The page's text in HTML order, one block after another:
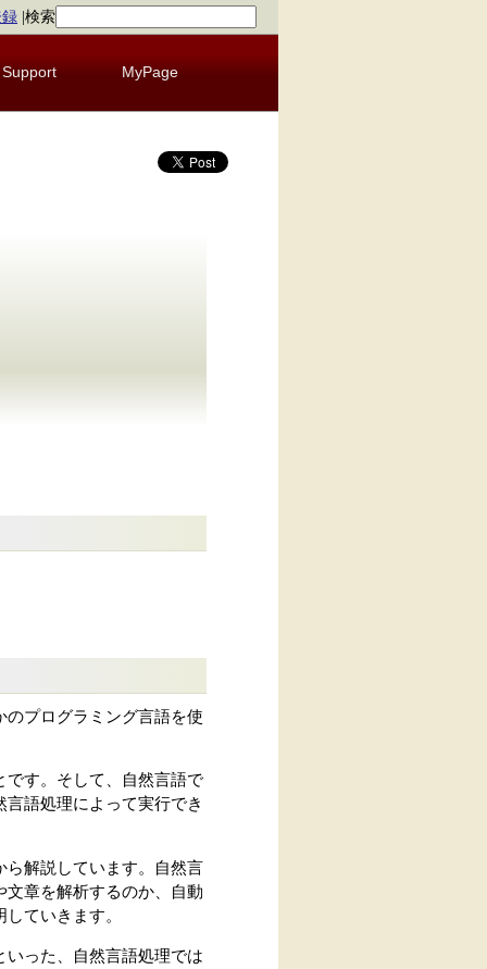
検索
Support MyPage
プログラミング言語を使
です。そして、自然言語で
語処理によって実行でき
ら解説しています。自然言
章を解析するのか、自動
ていきます。
った、自然言語処理では